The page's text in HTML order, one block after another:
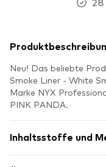
Neu! Das beliebte
Smoke Liner - White
Marke NYX
PINK PANDA.
Inhaltsstoffe und